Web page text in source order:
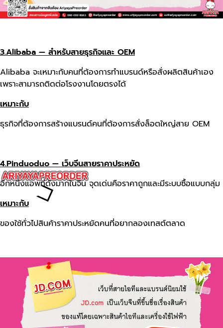
3.Alibaba — สำหรับสายธุรกิจและ OEM
Alibaba จะเหมาะกับคนที่ต้องการทำแบรนด์หรือสั่งผลิตสินค้าเอง
เพราะสามารถติดต่อโรงงานโดยตรงได้
เหมาะกับ
ธุรกิจที่ต้องการสร้างแบรนด์คนที่ต้องการสั่งล็อตใหญ่สาย OEM
4.Pinduoduo — เว็บจีนสายราคาประหยัด
อีกหนึ่งแอพที่ดังมากในจีน จุดเด่นคือราคาถูกและมีระบบซื้อแบบกลุ่ม
เหมาะกับ
ของใช้ทั่วไปสินค้าราคาประหยัดคนที่อยากลองเทสต์ตลาด